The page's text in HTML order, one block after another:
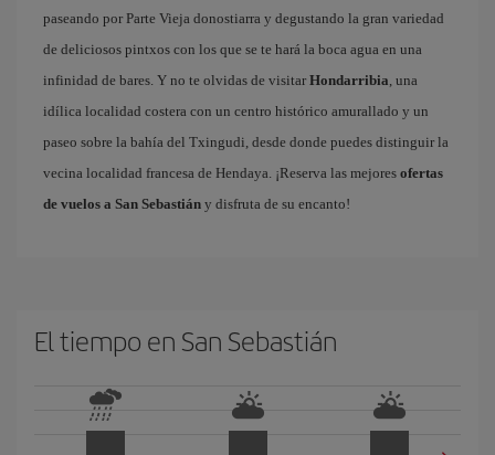
paseando por Parte Vieja donostiarra y degustando la gran variedad
de deliciosos pintxos con los que se te hará la boca agua en una
infinidad de bares. Y no te olvidas de visitar Hondarribia, una
idílica localidad costera con un centro histórico amurallado y un
paseo sobre la bahía del Txingudi, desde donde puedes distinguir la
vecina localidad francesa de Hendaya. ¡Reserva las mejores ofertas
de vuelos a San Sebastián y disfruta de su encanto!
El tiempo en San Sebastián